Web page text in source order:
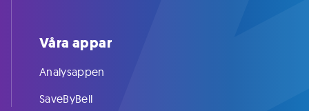
Våra appar
Analysappen
SaveByBell